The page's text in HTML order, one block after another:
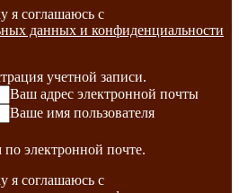
я соглашаюсь с
данных и конфиденциальности
учетной записи.
Ваш адрес электронной почты
Ваше имя пользователя
электронной почте.
я соглашаюсь с